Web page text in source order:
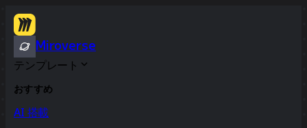
Miroverse
テンプレート
おすすめ
AI 搭載